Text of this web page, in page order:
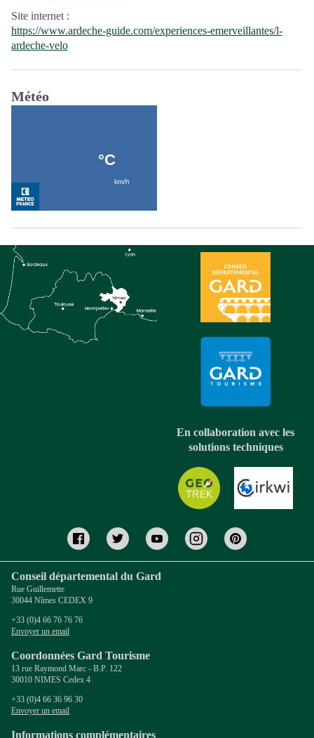
Site internet :
https://www.ardeche-guide.com/experiences-emerveillantes/l-
ardeche-velo
Météo
En collaboration avec les
solutions techniques
Conseil départemental du Gard
Rue Guillemette
30044 Nîmes CEDEX 9
+33 (0)4 66 76 76 76
Envoyer un email
Coordonnées Gard Tourisme
13 rue Raymond Marc - B.P. 122
30010 NIMES Cedex 4
+33 (0)4 66 36 96 30
Envoyer un email
Informations complémentaires